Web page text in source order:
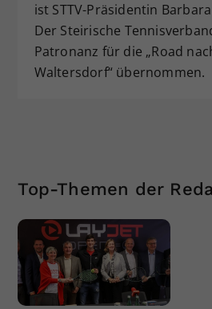
ist STTV-Präsidentin
Der Steirische
Patronanz für die „Road
Waltersdorf“ übernommen.
Top-Themen der